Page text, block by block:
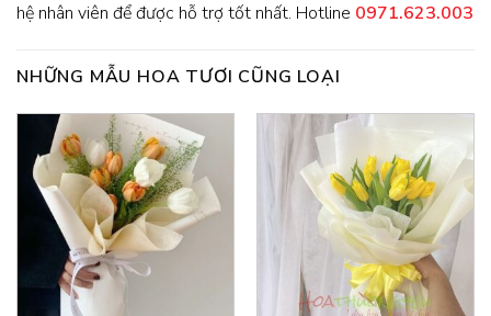
hệ nhân viên để được hỗ trợ tốt nhất. Hotline 0971.623.003
NHỮNG MẪU HOA TƯƠI CŨNG LOẠI